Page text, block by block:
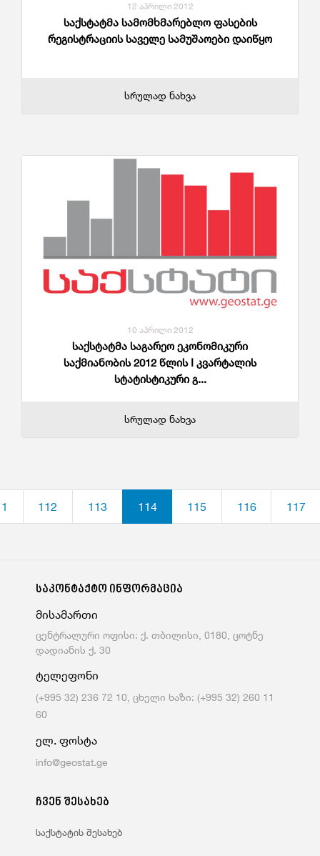
12 აპრილი 2012
საქსტატმა სამომხმარებლო ფასების
რეგისტრაციის საველე სამუშაოები დაიწყო
სრულად ნახვა
10 აპრილი 2012
საქსტატმა საგარეო ეკონომიკური
საქმიანობის 2012 წლის I კვარტალის
სტატისტიკური გ...
სრულად ნახვა
112 113 114 115 116 117
საკონტაქტო ინფორმაცია
მისამართი
ცენტრალური ოფისი: ქ. თბილისი, 0180, ცოტნე
დადიანის ქ. 30
ტელეფონი
(+995 32) 236 72 10, ცხელი ხაზი: (+995 32) 260 11
60
ელ. ფოსტა
info@geostat.ge
ჩვენ შესახებ
საქსტატის შესახებ